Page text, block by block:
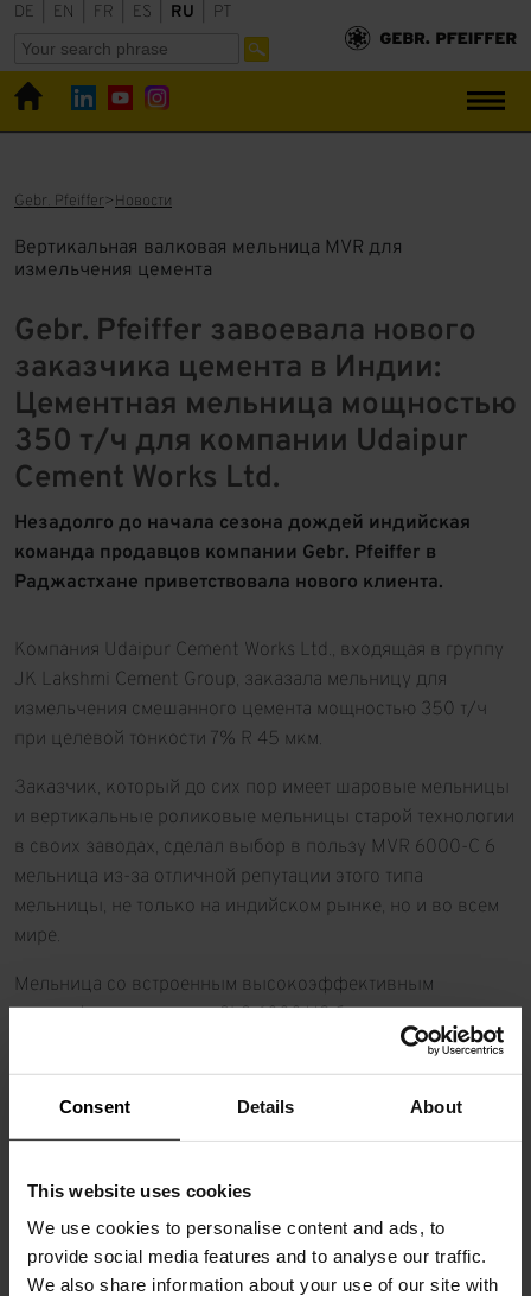
Consent Details About
This website uses cookies
We use cookies to personalise content and ads, to
provide social media features and to analyse our traffic.
We also share information about your use of our site with
DE EN FR ES RU PT
Gebr. Pfeiffer Новости
Вертикальная валковая мельница MVR для
измельчения цемента
Gebr. Pfeiffer завоевала нового
заказчика цемента в Индии:
Цементная мельница мощностью
350 т/ч для компании Udaipur
Cement Works Ltd.
Незадолго до начала сезона дождей индийская
команда продавцов компании Gebr. Pfeiffer в
Раджастхане приветствовала нового клиента.
Компания Udaipur Cement Works Ltd., входящая в группу
JK Lakshmi Cement Group, заказала мельницу для
измельчения смешанного цемента мощностью 350 т/ч
при целевой тонкости 7% R 45 мкм.
Заказчик, который до сих пор имеет шаровые мельницы
и вертикальные роликовые мельницы старой технологии
в своих заводах, сделал выбор в пользу MVR 6000-C 6
мельница из-за отличной репутации этого типа
мельницы, не только на индийском рынке, но и во всем
мире.
Мельница со встроенным высокоэффективным
классификатором типа SLS 6000 VC будет оснащена
находится в цементном заводе и обычно подается с
возможность раздельного обращения с горячим и
влажным исходным материалом.